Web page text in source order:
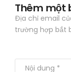
Thêm một
Địa chỉ email
trường hợp bắt